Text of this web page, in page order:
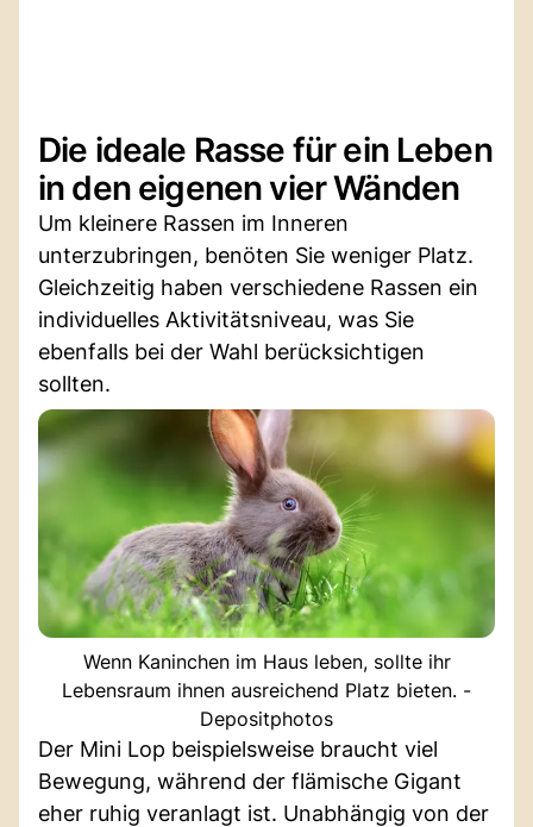
Die ideale Rasse für ein Leben
in den eigenen vier Wänden
Um kleinere Rassen im Inneren
unterzubringen, benöten Sie weniger Platz.
Gleichzeitig haben verschiedene Rassen ein
individuelles Aktivitätsniveau, was Sie
ebenfalls bei der Wahl berücksichtigen
sollten.
Wenn Kaninchen im Haus leben, sollte ihr
Lebensraum ihnen ausreichend Platz bieten. -
Depositphotos
Der Mini Lop beispielsweise braucht viel
Bewegung, während der flämische Gigant
eher ruhig veranlagt ist. Unabhängig von der